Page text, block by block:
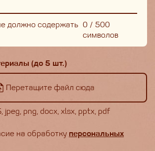
должно содержать 0 / 500
символов
(до 5 шт.)
Перетащите файл сюда
png, docx, xlsx, pptx, pdf
на обработку персональных